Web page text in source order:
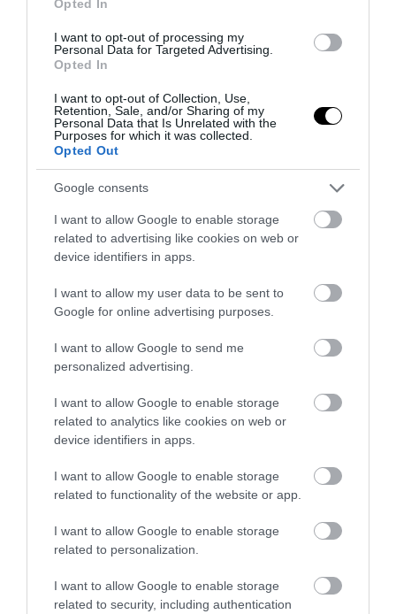
Opted In
I want to opt-out of processing my
Personal Data for Targeted Advertising.
Opted In
I want to opt-out of Collection, Use,
Retention, Sale, and/or Sharing of my
Personal Data that Is Unrelated with the
Purposes for which it was collected.
Opted Out
Google consents
I want to allow Google to enable storage
related to advertising like cookies on web or
device identifiers in apps.
I want to allow my user data to be sent to
Google for online advertising purposes.
I want to allow Google to send me
personalized advertising.
I want to allow Google to enable storage
related to analytics like cookies on web or
device identifiers in apps.
I want to allow Google to enable storage
related to functionality of the website or app.
I want to allow Google to enable storage
related to personalization.
I want to allow Google to enable storage
related to security, including authentication
41
MEGOSZTÁS
DEKORÁCIÓ EGYEDI HÁZ
A NAGYI VITRINJE VISSZAVÁG:
2026-05-15
VÉGE A JÉGHIDEG SZÜRKE
LAKÁSOK KORÁNAK? EZ A
SZÍN PUHÁBBÁ TESZI AZ
TŐLE BABASZOBA
2026-05-11